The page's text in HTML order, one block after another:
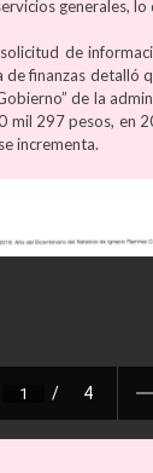
generales, lo
de
de finanzas detalló
de la
mil 297 pesos, en
incrementa.